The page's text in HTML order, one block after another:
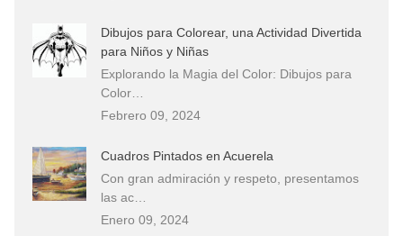
Dibujos para Colorear, una Actividad Divertida
para Niños y Niñas
Explorando la Magia del Color: Dibujos para
Color…
Febrero 09, 2024
Cuadros Pintados en Acuerela
Con gran admiración y respeto, presentamos
las ac…
Enero 09, 2024